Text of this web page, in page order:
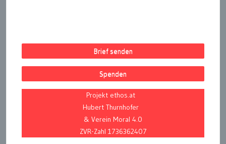
Brief senden
Spenden
Projekt ethos.at
Hubert Thurnhofer
& Verein Moral 4.0
ZVR-Zahl 1736362407